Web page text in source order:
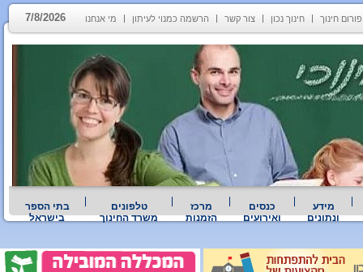
פורום חינוך חינוך נכון צור קשר הרשמה כמנוי לעיתון מי אנחנו 7/8/2026
מידע
ונתונים
כנסים
ואירועים
מרכז
הזמנות
טלפונים
משרד החינוך
בתי הספר
בישראל